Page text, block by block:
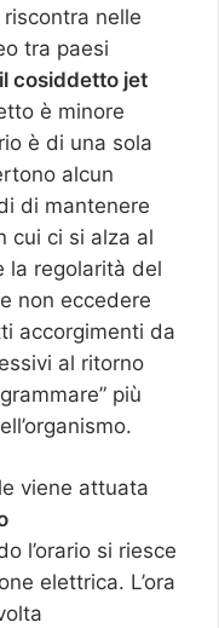
nelle
tra paesi
il cosiddetto jet
è minore
è di una sola
alcun
di mantenere
cui ci si alza al
la regolarità del
non eccedere
accorgimenti da
al ritorno
più
viene attuata
l’orario si riesce
elettrica. L’ora